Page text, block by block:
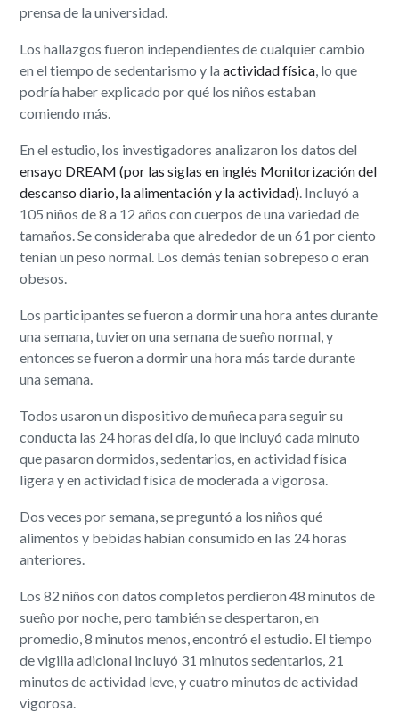
prensa de la universidad.
Los hallazgos fueron independientes de cualquier cambio
en el tiempo de sedentarismo y laactividad física , lo que
podría haber explicado por qué los niños estaban
comiendo más.
En el estudio, los investigadores analizaron los datos del
ensayo DREAM (por las siglas en inglés Monitorización del
descanso diario, la alimentación y la actividad) . Incluyó a
105 niños de 8 a 12 años con cuerpos de una variedad de
tamaños. Se consideraba que alrededor de un 61 por ciento
tenían un peso normal. Los demás tenían sobrepeso o eran
obesos.
Los participantes se fueron a dormir una hora antes durante
una semana, tuvieron una semana de sueño normal, y
entonces se fueron a dormir una hora más tarde durante
una semana.
Todos usaron un dispositivo de muñeca para seguir su
conducta las 24 horas del día, lo que incluyó cada minuto
que pasaron dormidos, sedentarios, en actividad física
ligera y en actividad física de moderada a vigorosa.
Dos veces por semana, se preguntó a los niños qué
alimentos y bebidas habían consumido en las 24 horas
anteriores.
Los 82 niños con datos completos perdieron 48 minutos de
sueño por noche, pero también se despertaron, en
promedio, 8 minutos menos, encontró el estudio. El tiempo
de vigilia adicional incluyó 31 minutos sedentarios, 21
minutos de actividad leve, y cuatro minutos de actividad
vigorosa.